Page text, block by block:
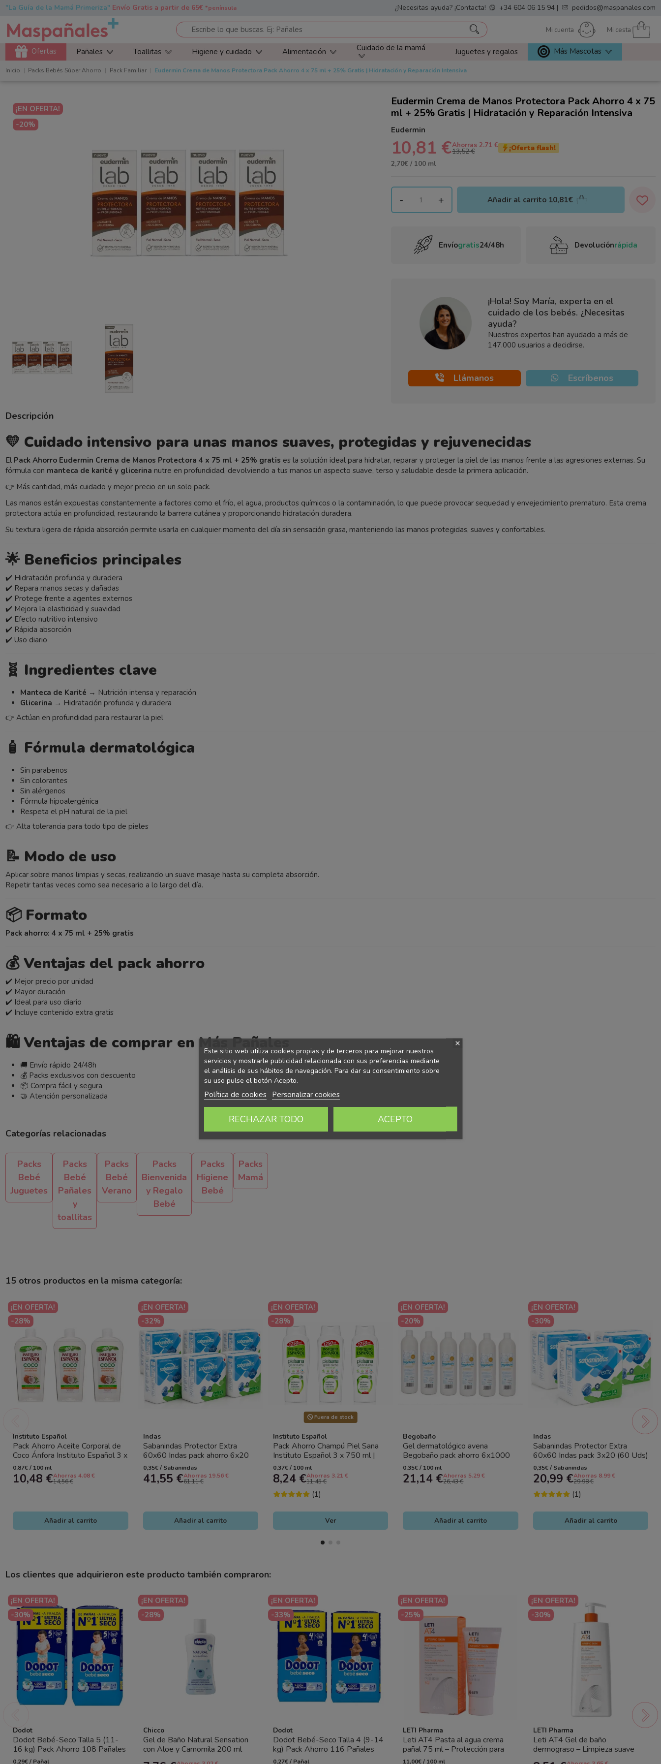
"La Guía de la Mamá Primeriza" Envío Gratis a partir de 65€*península ¿Necesitas ayuda? ¡Contacta! +34 604 06 15 94 | pedidos@maspanales.com
Mi cuenta Mi cesta
Ofertas Pañales Toallitas Higiene y cuidado Alimentación Cuidado de la mamá Juguetes y regalos Más Mascotas
Inicio Packs Bebés Súper Ahorro Pack Familiar Eudermin Crema de Manos Protectora Pack Ahorro 4 x 75 ml + 25% Gratis | Hidratación y Reparación Intensiva
¡EN OFERTA!
-20%
Eudermin Crema de Manos Protectora Pack Ahorro 4 x 75
ml + 25% Gratis | Hidratación y Reparación Intensiva
Eudermin
10,81 €Ahorras 2.71 €
13,52 €
¡Oferta flash!
2,70€ / 100 ml
- + Añadir al carrito 10,81€
Envíogratis24/48h Devoluciónrápida
¡Hola! Soy María, experta en el
cuidado de los bebés. ¿Necesitas
ayuda?
Nuestros expertos han ayudado a más de
147.000 usuarios a decidirse.
Llámanos Escríbenos
Descripción
💛 Cuidado intensivo para unas manos suaves, protegidas y rejuvenecidas
El Pack Ahorro Eudermin Crema de Manos Protectora 4 x 75 ml + 25% gratis es la solución ideal para hidratar, reparar y proteger la piel de las manos frente a las agresiones externas. Su
fórmula con manteca de karité y glicerina nutre en profundidad, devolviendo a tus manos un aspecto suave, terso y saludable desde la primera aplicación.
👉 Más cantidad, más cuidado y mejor precio en un solo pack.
Las manos están expuestas constantemente a factores como el frío, el agua, productos químicos o la contaminación, lo que puede provocar sequedad y envejecimiento prematuro. Esta crema
protectora actúa en profundidad, restaurando la barrera cutánea y proporcionando hidratación duradera.
Su textura ligera de rápida absorción permite usarla en cualquier momento del día sin sensación grasa, manteniendo las manos protegidas, suaves y confortables.
🌟 Beneficios principales
✔️ Hidratación profunda y duradera
✔️ Repara manos secas y dañadas
✔️ Protege frente a agentes externos
✔️ Mejora la elasticidad y suavidad
✔️ Efecto nutritivo intensivo
✔️ Rápida absorción
✔️ Uso diario
🧬 Ingredientes clave
Manteca de Karité → Nutrición intensa y reparación
Glicerina → Hidratación profunda y duradera
👉 Actúan en profundidad para restaurar la piel
🧴 Fórmula dermatológica
Sin parabenos
Sin colorantes
Sin alérgenos
Fórmula hipoalergénica
Respeta el pH natural de la piel
👉 Alta tolerancia para todo tipo de pieles
📝 Modo de uso
Aplicar sobre manos limpias y secas, realizando un suave masaje hasta su completa absorción.
Repetir tantas veces como sea necesario a lo largo del día.
📦 Formato
Pack ahorro: 4 x 75 ml + 25% gratis
💰Ventajas del pack ahorro
✔️ Mejor precio por unidad
✔️ Mayor duración
✔️ Ideal para uso diario
✔️ Incluye contenido extra gratis
🛍️Ventajas de comprar en Más Pañales
🚚 Envío rápido 24/48h
💰 Packs exclusivos con descuento
📦 Compra fácil y segura
🤝 Atención personalizada
Categorías relacionadas
Packs
Bebé
Juguetes
Packs
Bebé
Pañales
y
toallitas
Packs
Bebé
Verano
Packs
Bienvenida
y Regalo
Bebé
Packs
Higiene
Bebé
Packs
Mamá
15 otros productos en la misma categoría:
¡EN OFERTA!
-28%
Instituto Español
Pack Ahorro Aceite Corporal de
Coco Ánfora Instituto Español 3 x
400 ml | Hidratación...
0,87€ / 100 ml
10,48 €Ahorras 4.08 €
14,56 €
Añadir al carrito
¡EN OFERTA!
-32%
Indas
Sabanindas Protector Extra
60x60 Indas pack ahorro 6x20
(120 Uds)| Empapadores alta...
0,35€ / Sabanindas
41,55 €Ahorras 19.56 €
61,11 €
Añadir al carrito
¡EN OFERTA!
-28%
Fuera de stock
Instituto Español
Pack Ahorro Champú Piel Sana
Instituto Español 3 x 750 ml |
Limpieza Suave para Toda la...
0,37€ / 100 ml
8,24 €Ahorras 3.21 €
11,45 €
(1)
Ver
¡EN OFERTA!
-20%
Begobaño
Gel dermatológico avena
Begobaño pack ahorro 6x1000
ml | Hidratación suave pH 5.5
0,35€ / 100 ml
21,14 €Ahorras 5.29 €
26,43 €
Añadir al carrito
¡EN OFERTA!
-30%
Indas
Sabanindas Protector Extra
60x60 Indas pack 3x20 (60 Uds)
| Empapadores alta absorción
0,35€ / Sabanindas
20,99 €Ahorras 8.99 €
29,98 €
(1)
Añadir al carrito
Los clientes que adquirieron este producto también compraron:
¡EN OFERTA!
-30%
Dodot
Dodot Bebé-Seco Talla 5 (11-
16 kg) Pack Ahorro 108 Pañales
(2x54) – Sequedad Duradera y...
0,29€ / Pañal
¡EN OFERTA!
-28%
Chicco
Gel de Baño Natural Sensation
con Aloe y Camomila 200 ml
¡EN OFERTA!
-33%
Dodot
Dodot Bebé-Seco Talla 4 (9-14
kg) Pack Ahorro 116 Pañales
(2x58)– Sequedad Duradera y...
0,27€ / Pañal
¡EN OFERTA!
-25%
LETI Pharma
Leti AT4 Pasta al agua crema
pañal 75 ml – Protección para
piel atópica del bebé
11,00€ / 100 ml
¡EN OFERTA!
-30%
LETI Pharma
Leti AT4 Gel de baño
dermograso – Limpieza suave
Este sitio web utiliza cookies propias y de terceros para mejorar nuestros
servicios y mostrarle publicidad relacionada con sus preferencias mediante
el análisis de sus hábitos de navegación. Para dar su consentimiento sobre
su uso pulse el botón Acepto.
Política de cookies Personalizar cookies
RECHAZAR TODO ACEPTO